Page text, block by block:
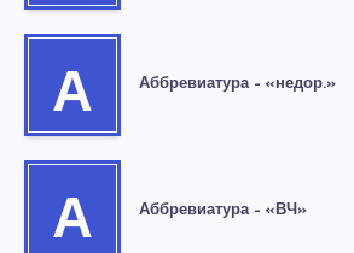
А Аббревиатура – «недор.»
А Аббревиатура – «ВЧ»